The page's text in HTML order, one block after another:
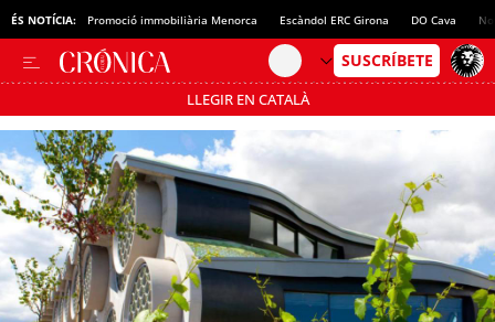
ÉS NOTÍCIA: Promoció immobiliària Menorca Escàndol ERC Girona DO Cava
LLEGIR EN CATALÀ
Passa’t al mode estalvi